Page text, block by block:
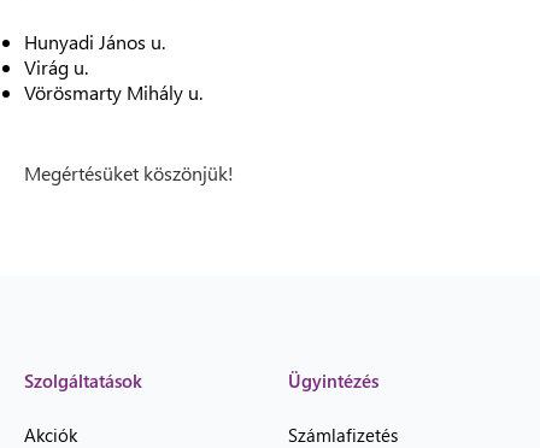
Hunyadi János u.
Virág u.
Vörösmarty Mihály u.
Megértésüket köszönjük!
Szolgáltatások
Akciók
Ügyintézés
Számlafizetés